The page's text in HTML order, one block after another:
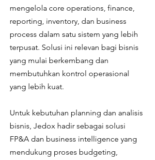
mengelola core operations, finance,
reporting, inventory, dan business
process dalam satu sistem yang lebih
terpusat. Solusi ini relevan bagi bisnis
yang mulai berkembang dan
membutuhkan kontrol operasional
yang lebih kuat.
Untuk kebutuhan planning dan analisis
bisnis, Jedox hadir sebagai solusi
FP&A dan business intelligence yang
mendukung proses budgeting,